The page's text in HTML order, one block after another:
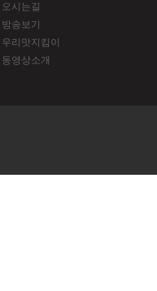
오시는길
방송보기
우리맛지킴이
동영상소개